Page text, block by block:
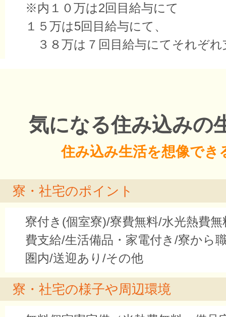
※内１０万は2回目給与にて
１５万は5回目給与にて、
３８万は７回目給与にてそれぞれ
気になる住み込みの
住み込み生活を想像でき
寮・社宅のポイント
寮付き(個室寮)/寮費無料/水光熱費
費支給/生活備品・家電付き/寮から
圏内/送迎あり/その他
寮・社宅の様子や周辺環境